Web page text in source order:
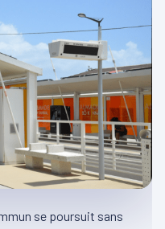
se poursuit sans